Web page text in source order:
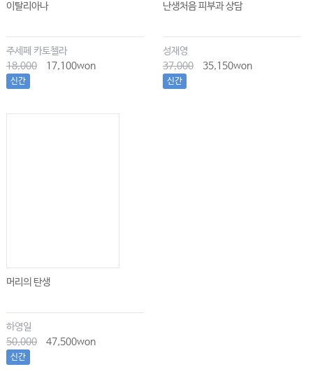
이탈리아나
주세페 카토첼라
18,000
17,100won
신간
난생처음 피부과 상담
성재영
37,000
35,150won
신간
머리의 탄생
하영일
50,000
47,500won
신간